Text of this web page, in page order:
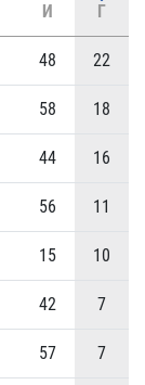
И Г
48 22
58 18
44 16
56 11
15 10
42 7
57 7